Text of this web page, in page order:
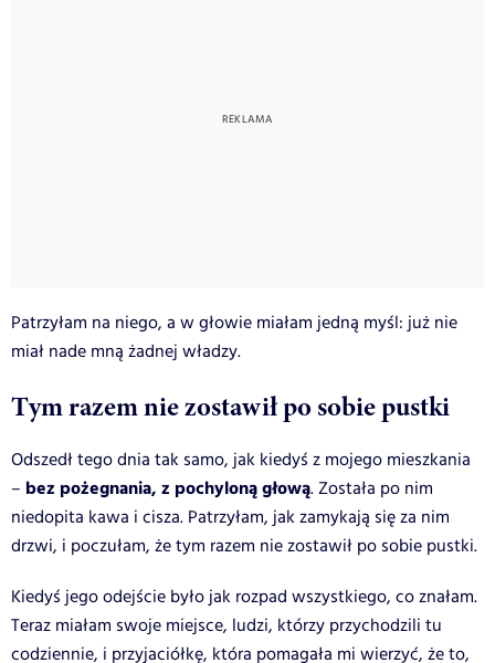
Patrzyłam na niego, a w głowie miałam jedną myśl: już nie
miał nade mną żadnej władzy.
Tym razem nie zostawił po sobie pustki
Odszedł tego dnia tak samo, jak kiedyś z mojego mieszkania
– bez pożegnania, z pochyloną głową. Została po nim
niedopita kawa i cisza. Patrzyłam, jak zamykają się za nim
drzwi, i poczułam, że tym razem nie zostawił po sobie pustki.
Kiedyś jego odejście było jak rozpad wszystkiego, co znałam.
Teraz miałam swoje miejsce, ludzi, którzy przychodzili tu
codziennie, i przyjaciółkę, która pomagała mi wierzyć, że to,